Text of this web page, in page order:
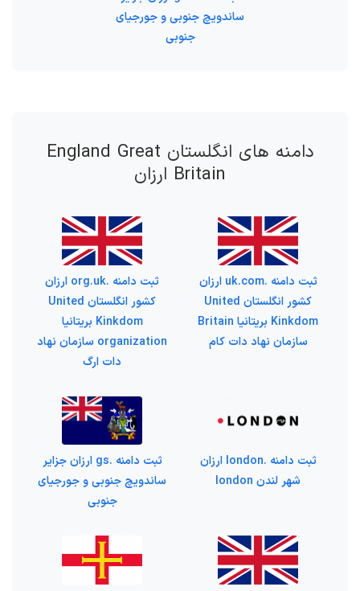
ساندویچ جنوبی و جورجیای
جنوبی
دامنه های انگلستان England Great
Britain ارزان
ثبت دامنه .uk.com ارزان
کشور انگلستان United
Kinkdom بریتانیا Britain
سازمان نهاد دات کام
ثبت دامنه .org.uk ارزان
کشور انگلستان United
Kinkdom بریتانیا
organization سازمان نهاد
دات ارگ
ثبت دامنه .london ارزان
شهر لندن london
ثبت دامنه .gs ارزان جزایر
ساندویچ جنوبی و جورجیای
جنوبی